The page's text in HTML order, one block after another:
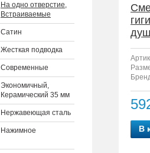
На одно отверстие,
Встраиваемые
Сатин
Жесткая подводка
Современные
Экономичный,
Керамический 35 мм
Нержавеющая сталь
Нажимное В